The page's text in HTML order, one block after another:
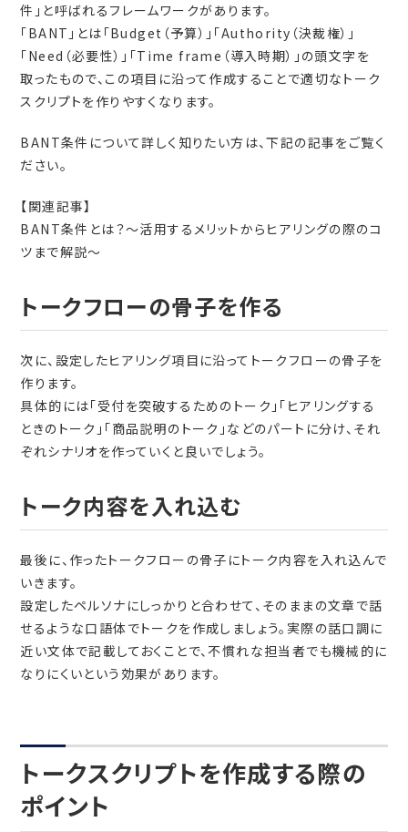
件」と呼ばれるフレームワークがあります。
「BANT」とは「Budget（予算）」「Authority（決裁権）」
「Need（必要性）」「Time frame（導入時期）」の頭文字を
取ったもので、この項目に沿って作成することで適切なトーク
スクリプトを作りやすくなります。
BANT条件について詳しく知りたい方は、下記の記事をご覧く
ださい。
【関連記事】
BANT条件とは？～活用するメリットからヒアリングの際のコ
ツまで解説～
トークフローの骨子を作る
次に、設定したヒアリング項目に沿ってトークフローの骨子を
作ります。
具体的には「受付を突破するためのトーク」「ヒアリングする
ときのトーク」「商品説明のトーク」などのパートに分け、それ
ぞれシナリオを作っていくと良いでしょう。
トーク内容を入れ込む
最後に、作ったトークフローの骨子にトーク内容を入れ込んで
いきます。
設定したペルソナにしっかりと合わせて、そのままの文章で話
せるような口語体でトークを作成しましょう。実際の話口調に
近い文体で記載しておくことで、不慣れな担当者でも機械的に
なりにくいという効果があります。
トークスクリプトを作成する際の
ポイント